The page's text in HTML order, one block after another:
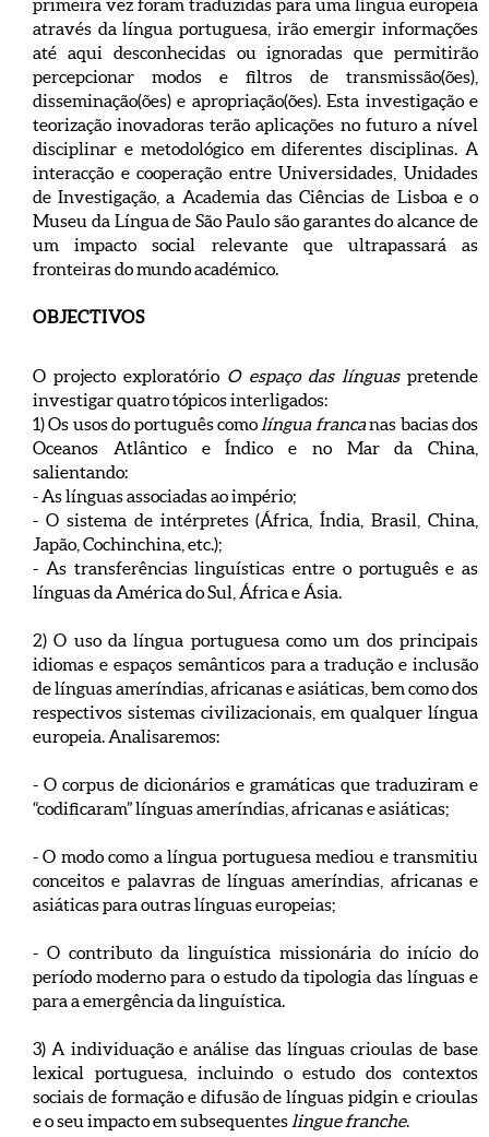
primeira vez foram traduzidas para uma língua europeia
através da língua portuguesa, irão emergir informações
até aqui desconhecidas ou ignoradas que permitirão
percepcionar modos e filtros de transmissão(ões),
disseminação(ões) e apropriação(ões). Esta investigação e
teorização inovadoras terão aplicações no futuro a nível
disciplinar e metodológico em diferentes disciplinas. A
interacção e cooperação entre Universidades, Unidades
de Investigação, a Academia das Ciências de Lisboa e o
Museu da Língua de São Paulo são garantes do alcance de
um impacto social relevante que ultrapassará as
fronteiras do mundo académico.
OBJECTIVOS
O projecto exploratório O espaço das línguaspretende
investigar quatro tópicos interligados:
1) Os usos do português como língua francanas bacias dos
Oceanos Atlântico e Índico e no Mar da China,
salientando:
- As línguas associadas ao império;
- O sistema de intérpretes (África, Índia, Brasil, China,
Japão, Cochinchina, etc.);
- As transferências linguísticas entre o português e as
línguas da América do Sul, África e Ásia.
2) O uso da língua portuguesa como um dos principais
idiomas e espaços semânticos para a tradução e inclusão
de línguas ameríndias, africanas e asiáticas, bem como dos
respectivos sistemas civilizacionais, em qualquer língua
europeia. Analisaremos:
- O corpus de dicionários e gramáticas que traduziram e
“codificaram” línguas ameríndias, africanas e asiáticas;
- O modo como a língua portuguesa mediou e transmitiu
conceitos e palavras de línguas ameríndias, africanas e
asiáticas para outras línguas europeias;
- O contributo da linguística missionária do início do
período moderno para o estudo da tipologia das línguas e
para a emergência da linguística.
3) A individuação e análise das línguas crioulas de base
lexical portuguesa, incluindo o estudo dos contextos
sociais de formação e difusão de línguas pidgin e crioulas
e o seu impacto em subsequentes lingue franche.